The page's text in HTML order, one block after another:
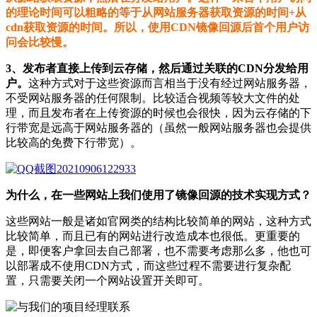
的理论时间可以粗略的等于从网站服务器获取资源的时间+从
cdn获取资源的时间。所以，使用CDN镜像回源后首个用户访
问会比较慢。
3、发布者直接上传到云存储，然后通过关联的CDN分发给用
户。 这种方式对于这些资源而言相当于没有经过网站服务器，
不受网站服务器的任何限制。比较适合视频等较大文件的处
理，而且发布者在上传资源的时候也会很快，因为云存储的下
行带宽是远高于网站服务器的（虽然一般网站服务器也会提供
比较高的免费下行带宽）。
为什么，在一些网站上我们使用了镜像回源的技术实现方式？
这些网站一般是诸如官网类的结构比较简单的网站，这种方式
比较简单，而且已有的网站进行改造成本也很低。更重要的
是，即便客户拿回去自己部署，也不需要考虑那么多，他也可
以部署成不使用CDN方式，而这些过程不需要进行复杂配
置，只需要关闭一个网站设置开关即可。